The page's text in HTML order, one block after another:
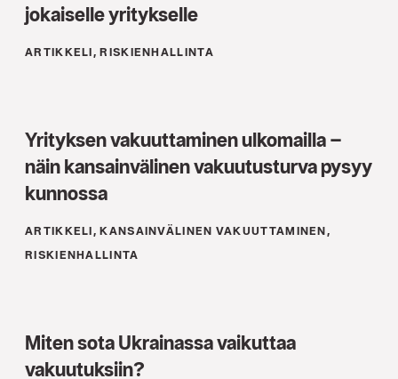
jokaiselle yritykselle
ARTIKKELI, RISKIENHALLINTA
Yrityksen vakuuttaminen ulkomailla –
näin kansainvälinen vakuutusturva pysyy
kunnossa
ARTIKKELI, KANSAINVÄLINEN VAKUUTTAMINEN,
RISKIENHALLINTA
Miten sota Ukrainassa vaikuttaa
vakuutuksiin?